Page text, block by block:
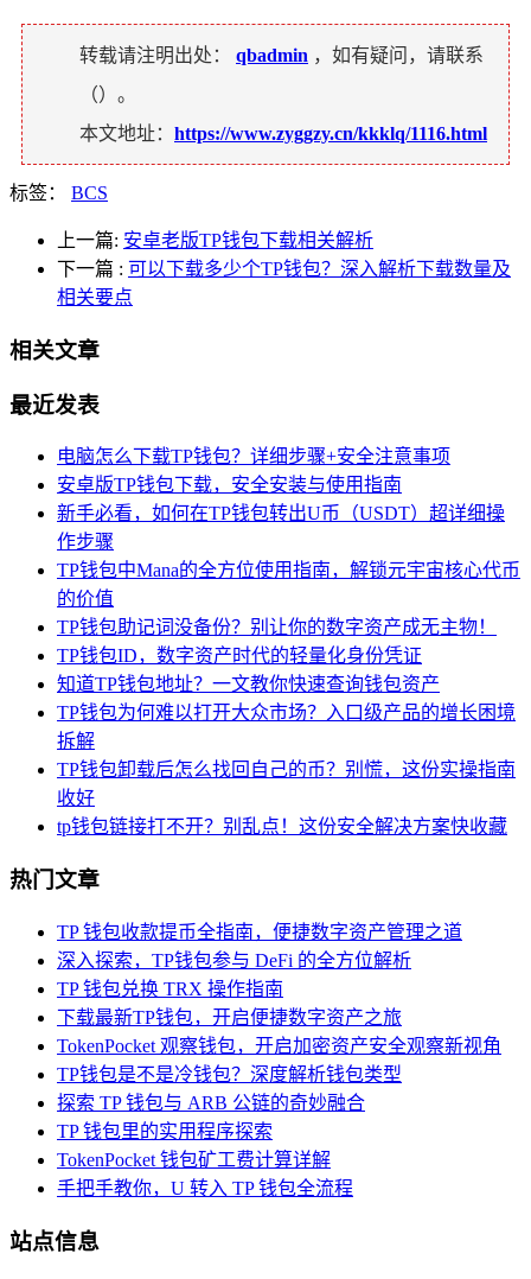
转载请注明出处： qbadmin ，如有疑问，请联系
（）。
本文地址： https://www.zyggzy.cn/kkklq/1116.html
标签： BCS
上一篇: 安卓老版TP钱包下载相关解析
下一篇 : 可以下载多少个TP钱包？深入解析下载数量及
相关要点
相关文章
最近发表
电脑怎么下载TP钱包？详细步骤+安全注意事项
安卓版TP钱包下载，安全安装与使用指南
新手必看，如何在TP钱包转出U币（USDT）超详细操
作步骤
TP钱包中Mana的全方位使用指南，解锁元宇宙核心代币
的价值
TP钱包助记词没备份？别让你的数字资产成无主物！
TP钱包ID，数字资产时代的轻量化身份凭证
知道TP钱包地址？一文教你快速查询钱包资产
TP钱包为何难以打开大众市场？入口级产品的增长困境
拆解
TP钱包卸载后怎么找回自己的币？别慌，这份实操指南
收好
tp钱包链接打不开？别乱点！这份安全解决方案快收藏
热门文章
TP 钱包收款提币全指南，便捷数字资产管理之道
深入探索，TP钱包参与 DeFi 的全方位解析
TP 钱包兑换 TRX 操作指南
下载最新TP钱包，开启便捷数字资产之旅
TokenPocket 观察钱包，开启加密资产安全观察新视角
TP钱包是不是冷钱包？深度解析钱包类型
探索 TP 钱包与 ARB 公链的奇妙融合
TP 钱包里的实用程序探索
TokenPocket 钱包矿工费计算详解
手把手教你，U 转入 TP 钱包全流程
站点信息